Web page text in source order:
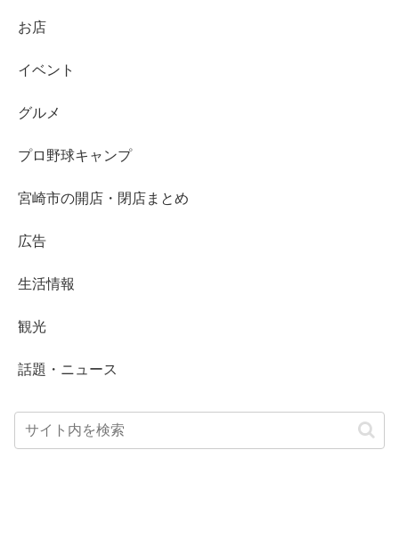
お店
イベント
グルメ
プロ野球キャンプ
宮崎市の開店・閉店まとめ
広告
生活情報
観光
話題・ニュース